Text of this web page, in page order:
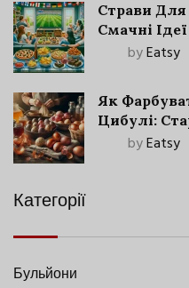
Страви Для
Смачні
byEatsy
Як
Цибулі:
byEatsy
Категорії
Бульйони